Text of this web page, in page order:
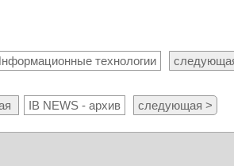
технологии
IB NEWS - архив следующая >